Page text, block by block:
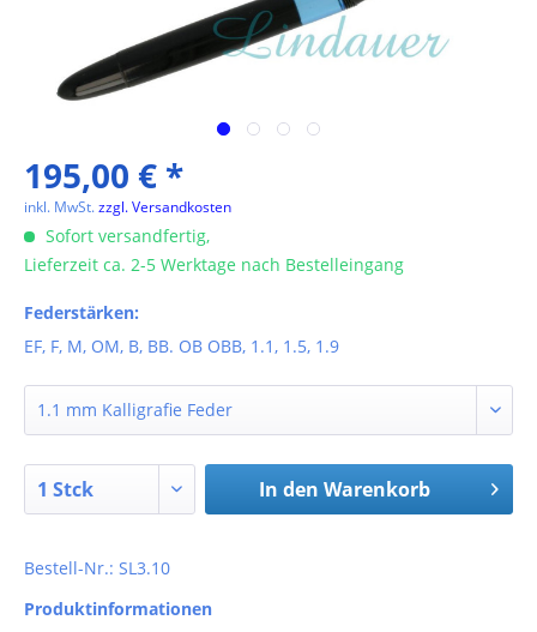
195,00 € *
inkl. MwSt.zzgl. Versandkosten
Sofort versandfertig,
Lieferzeit ca. 2-5 Werktage nach Bestelleingang
Federstärken:
EF, F, M, OM, B, BB. OB OBB, 1.1, 1.5, 1.9
In den Warenkorb
Bestell-Nr.: SL3.10
Produktinformationen